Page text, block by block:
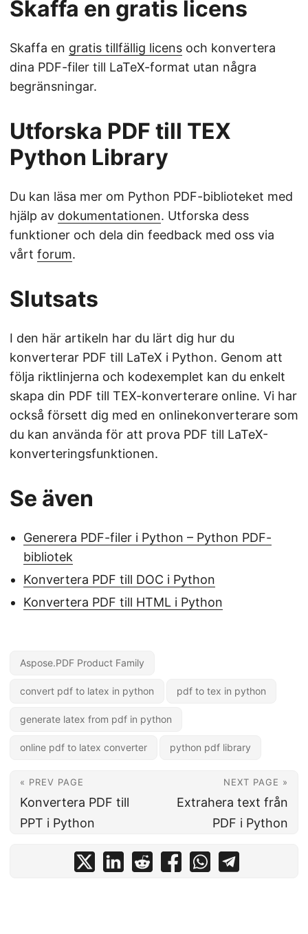
Skaffa en gratis licens
Skaffa en gratis tillfällig licens och konvertera
dina PDF-filer till LaTeX-format utan några
begränsningar.
Utforska PDF till TEX
Python Library
Du kan läsa mer om Python PDF-biblioteket med
hjälp av dokumentationen. Utforska dess
funktioner och dela din feedback med oss via
vårt forum.
Slutsats
I den här artikeln har du lärt dig hur du
konverterar PDF till LaTeX i Python. Genom att
följa riktlinjerna och kodexemplet kan du enkelt
skapa din PDF till TEX-konverterare online. Vi har
också försett dig med en onlinekonverterare som
du kan använda för att prova PDF till LaTeX-
konverteringsfunktionen.
Se även
Generera PDF-filer i Python – Python PDF-
bibliotek
Konvertera PDF till DOC i Python
Konvertera PDF till HTML i Python
Aspose.PDF Product Family
convert pdf to latex in python pdf to tex in python
generate latex from pdf in python
online pdf to latex converter python pdf library
« PREV PAGE
Konvertera PDF till
PPT i Python
NEXT PAGE »
Extrahera text från
PDF i Python